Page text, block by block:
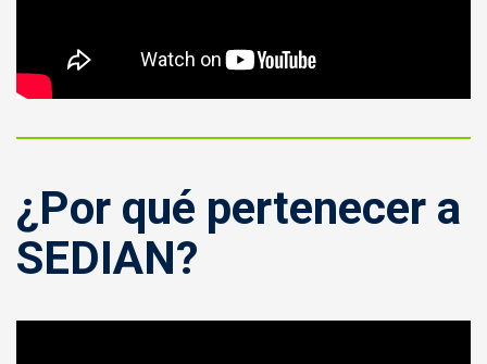
¿Por qué pertenecer a
SEDIAN?